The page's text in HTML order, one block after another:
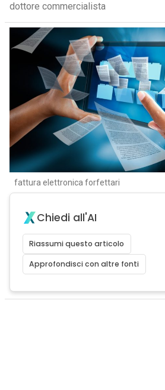
dottore commercialista
fattura elettronica forfettari
Chiedi all'AI
Riassumi questo articolo
Approfondisci con altre fonti